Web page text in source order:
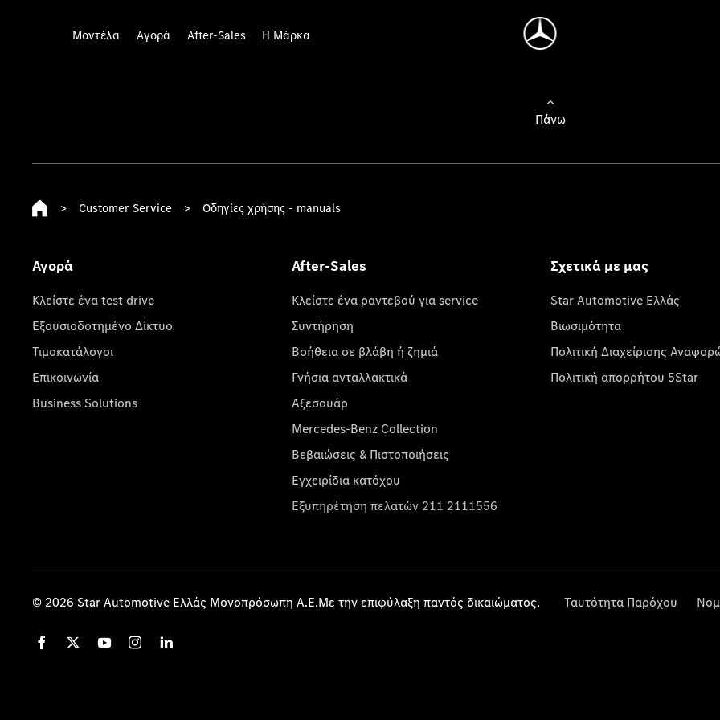
Μοντέλα Αγορά After-Sales Η Μάρκα
Πάνω
> Customer Service > Οδηγίες χρήσης - manuals
Αγορά
Κλείστε ένα test drive
Εξουσιοδοτημένο Δίκτυο
Τιμοκατάλογοι
Επικοινωνία
Business Solutions
After-Sales
Κλείστε ένα ραντεβού για service
Συντήρηση
Βοήθεια σε βλάβη ή ζημιά
Γνήσια ανταλλακτικά
Αξεσουάρ
Mercedes-Benz Collection
Βεβαιώσεις & Πιστοποιήσεις
Εγχειρίδια κατόχου
Εξυπηρέτηση πελατών 211 2111556
Σχετικά με μας
Star Automotive Ελλάς
Βιωσιμότητα
Πολιτική Διαχείρισης
Πολιτική απορρήτου 5Star
© 2026 Star Automotive Ελλάς Μονοπρόσωπη Α.Ε.Με την επιφύλαξη παντός δικαιώματος. Ταυτότητα Παρόχου